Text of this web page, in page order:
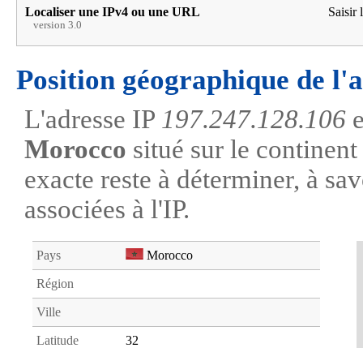
Localiser une IPv4 ou une URL
version 3.0
Saisir
Position géographique de
L'adresse IP 197.247.128.106
Morocco situé sur le
exacte reste à déterminer, à
associées à l'IP.
Pays Morocco
Région
Ville
Latitude 32